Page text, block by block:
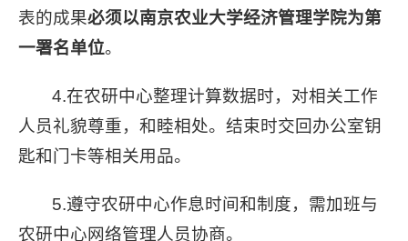
表的成果必须以南京农业大学经济管理学院为第
一署名单位。
4.在农研中心整理计算数据时，对相关工作
人员礼貌尊重，和睦相处。结束时交回办公室钥
匙和门卡等相关用品。
5.遵守农研中心作息时间和制度，需加班与
农研中心网络管理人员协商。